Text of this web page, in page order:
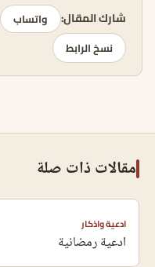
شارك المقال: واتساب
نسخ الرابط
مقالات ذات صلة
ادعية واذكار
ادعية رمضانية